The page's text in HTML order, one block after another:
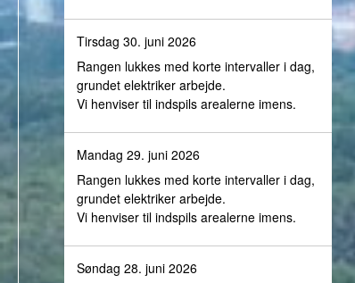
Tirsdag 30. juni 2026
Rangen lukkes med korte intervaller i dag,
grundet elektriker arbejde.
Vi henviser til indspils arealerne imens.
Mandag 29. juni 2026
Rangen lukkes med korte intervaller i dag,
grundet elektriker arbejde.
Vi henviser til indspils arealerne imens.
Søndag 28. juni 2026